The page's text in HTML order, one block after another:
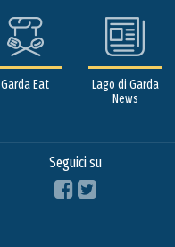
Garda Eat
Lago di Garda
News
Seguici su